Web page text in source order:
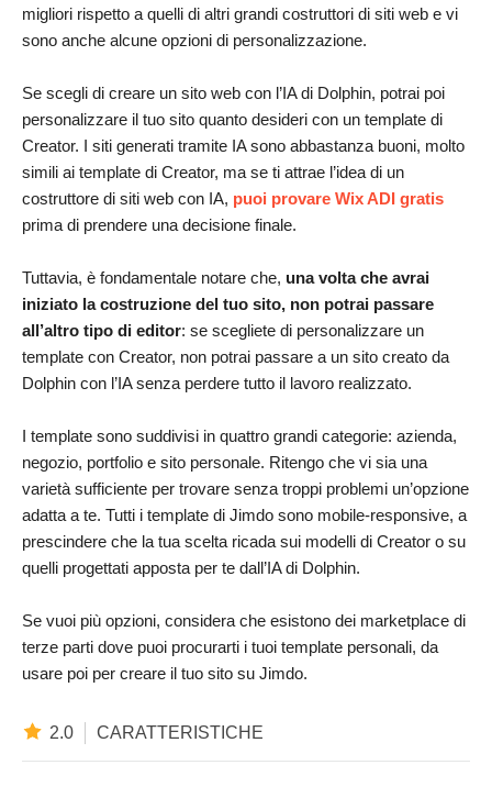
migliori rispetto a quelli di altri grandi costruttori di siti web e vi
sono anche alcune opzioni di personalizzazione.
Se scegli di creare un sito web con l’IA di Dolphin, potrai poi
personalizzare il tuo sito quanto desideri con un template di
Creator. I siti generati tramite IA sono abbastanza buoni, molto
simili ai template di Creator, ma se ti attrae l’idea di un
costruttore di siti web con IA, puoi provare Wix ADI gratis
prima di prendere una decisione finale.
Tuttavia, è fondamentale notare che, una volta che avrai
iniziato la costruzione del tuo sito, non potrai passare
all’altro tipo di editor: se scegliete di personalizzare un
template con Creator, non potrai passare a un sito creato da
Dolphin con l’IA senza perdere tutto il lavoro realizzato.
I template sono suddivisi in quattro grandi categorie: azienda,
negozio, portfolio e sito personale. Ritengo che vi sia una
varietà sufficiente per trovare senza troppi problemi un’opzione
adatta a te. Tutti i template di Jimdo sono mobile-responsive, a
prescindere che la tua scelta ricada sui modelli di Creator o su
quelli progettati apposta per te dall’IA di Dolphin.
Se vuoi più opzioni, considera che esistono dei marketplace di
terze parti dove puoi procurarti i tuoi template personali, da
usare poi per creare il tuo sito su Jimdo.
2.0 CARATTERISTICHE